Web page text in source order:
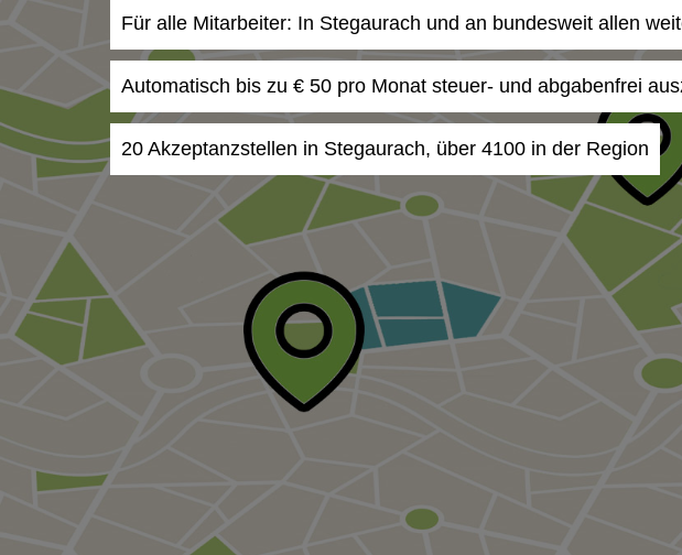
Für alle Mitarbeiter: In Stegaurach und an bundesweit allen
Automatisch bis zu € 50 pro Monat steuer- und abgabenfrei
20 Akzeptanzstellen in Stegaurach, über 4100 in der Region